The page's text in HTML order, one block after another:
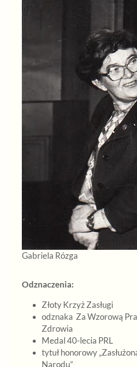
Gabriela Rózga
Odznaczenia:
Złoty Krzyż Zasługi
odznaka Za Wzorową
Zdrowia
Medal 40-lecia PRL
tytuł honorowy
Narodu”